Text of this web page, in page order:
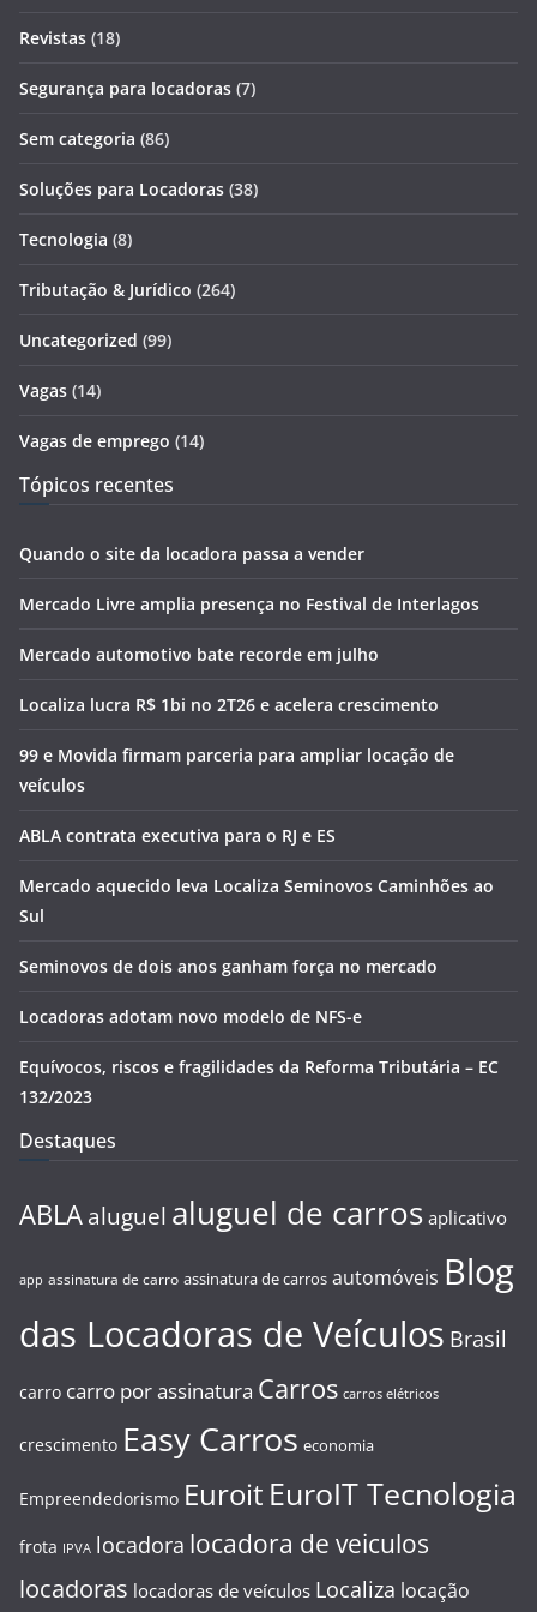
Revistas (18)
Segurança para locadoras (7)
Sem categoria (86)
Soluções para Locadoras (38)
Tecnologia (8)
Tributação & Jurídico (264)
Uncategorized (99)
Vagas (14)
Vagas de emprego (14)
Tópicos recentes
Quando o site da locadora passa a vender
Mercado Livre amplia presença no Festival de Interlagos
Mercado automotivo bate recorde em julho
Localiza lucra R$ 1bi no 2T26 e acelera crescimento
99 e Movida firmam parceria para ampliar locação de
veículos
ABLA contrata executiva para o RJ e ES
Mercado aquecido leva Localiza Seminovos Caminhões ao
Sul
Seminovos de dois anos ganham força no mercado
Locadoras adotam novo modelo de NFS-e
Equívocos, riscos e fragilidades da Reforma Tributária – EC
132/2023
Destaques
ABLA aluguel aluguel de carros aplicativo
app assinatura de carro assinatura de carros automóveis Blog
das Locadoras de Veículos Brasil
carro carro por assinatura Carros carros elétricos
crescimento Easy Carros economia
Empreendedorismo Euroit EuroIT Tecnologia
frota IPVA locadora locadora de veiculos
locadoras locadoras de veículos Localiza locação